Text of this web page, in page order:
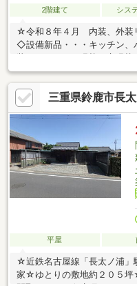
2階建て シス
☆令和８年４月 内装、外装
◇設備新品・・・キッチン
装・・・クロス張替、床張替
（LDK）、 カラーモ
コン（LDK)、ハウスクリー
三重県鈴鹿市長
平屋
☆近鉄名古屋線「長太ノ浦
家☆ゆとりの敷地約２０５